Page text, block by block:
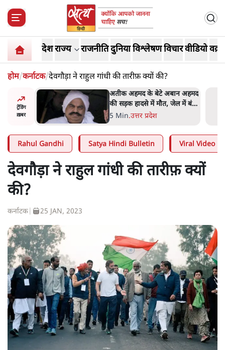
देशराज्य राजनीतिदुनियाविश्लेषणविचारवीडियो
होम/कर्नाटक/देवगौड़ा ने राहुल गांधी की तारीफ़ क्यों की?
ट्रेंडिंग
ख़बर
बोले थे-
अतीक अहमद के बेटे अबान अहमद
की सड़क हादसे में मौत, जेल में बंद
भाई से मिलने जा रहे थे
5 Min.उत्तर प्रदेश
Rahul Gandhi Satya Hindi Bulletin Viral Video
देवगौड़ा ने राहुल गांधी की तारीफ़ क्यों
की?
कर्नाटक 25 JAN, 2023